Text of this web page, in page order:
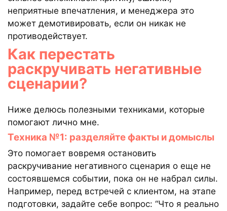
неприятные впечатления, и менеджера это
может демотивировать, если он никак не
противодействует.
Как перестать
раскручивать негативные
сценарии?
Ниже делюсь полезными техниками, которые
помогают лично мне.
Техника №1: разделяйте факты и домыслы
Это помогает вовремя остановить
раскручивание негативного сценария о еще не
состоявшемся событии, пока он не набрал силы.
Например, перед встречей с клиентом, на этапе
подготовки, задайте себе вопрос: “Что я реально